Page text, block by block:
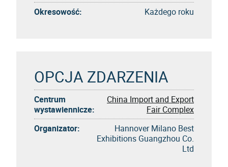
Okresowość:
Każdego roku
OPCJA ZDARZENIA
Centrum
wystawiennicze:
China Import and Export
Fair Complex
Organizator:
Hannover Milano Best
Exhibitions Guangzhou Co.
Ltd